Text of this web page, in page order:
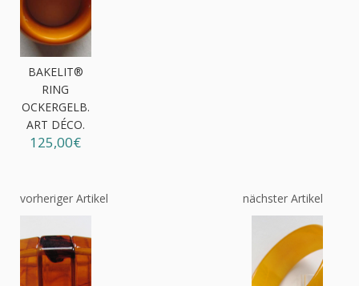
BAKELIT®
RING
OCKERGELB.
ART DÉCO.
125,00€
vorheriger Artikel nächster Artikel